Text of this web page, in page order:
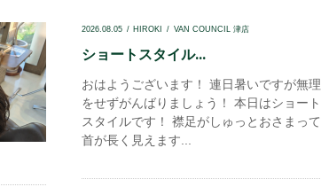
2026.08.05 HIROKI VAN COUNCIL 津店
ショートスタイル...
おはようございます！ 連日暑いですが無理
をせずがんばりましょう！ 本日はショート
スタイルです！ 襟足がしゅっとおさまって
首が長く見えます...